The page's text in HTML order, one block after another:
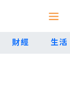
財經 生活